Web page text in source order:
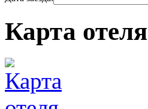
Карта отеля